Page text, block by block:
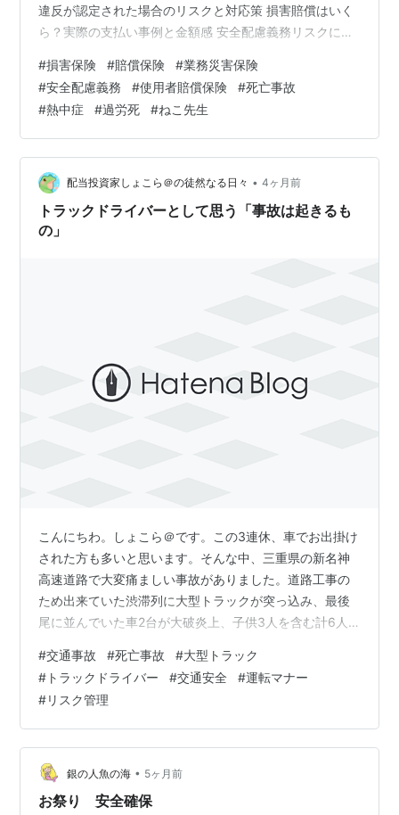
違反が認定された場合のリスクと対応策 損害賠償はいく
ら？実際の支払い事例と金額感 安全配慮義務リスクに備
仕組み 取り扱い保険会社一覧（国内主要） 経営者が今す
ぐやるべき3つの対策 なぜ今「安全配慮義務」が企業経
営のリスクになるのか 近年、企業に対する責任は大きく
変わっています。単に「事故を起こさない」だけでは不
十分で、「事故を防ぐ努力をしていたか」が問われる時
代です。 特に、労災やハラスメ…
#損害保険 #賠償保険 #業務災害保険
#安全配慮義務 #使用者賠償保険 #死亡事故
#熱中症 #過労死 #ねこ先生
配当投資家しょこら＠の徒然なる日々 • 4ヶ月前
トラックドライバーとして思う「事故は起きるも
の」
こんにちわ。しょこら＠です。この3連休、車でお出掛け
された方も多いと思います。そんな中、三重県の新名神
高速道路で大変痛ましい事故がありました。道路工事の
ため出来ていた渋滞列に大型トラックが突っ込み、最後
尾に並んでいた車2台が大破炎上、子供3人を含む計6人
て謹んでご冥福をお祈り申し上げます。 news.tv-
asahi.co.jp トラックを運転していたのは54歳の女性。20
年以上無事故で仕事ぶりも高く評価されているベテラン
ドライバーだったとの事。長距離輸送ではないとは言え
私も同じく大型車のハンドルを握る身、そして世代も近
いアラフィフ。決して他人…
#交通事故 #死亡事故 #大型トラック
# トラックドライバー #交通安全 #運転マナー
#リスク管理
銀の人魚の海 • 5ヶ月前
お祭り 安全確保